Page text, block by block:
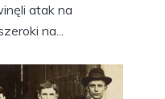
atak na
na...